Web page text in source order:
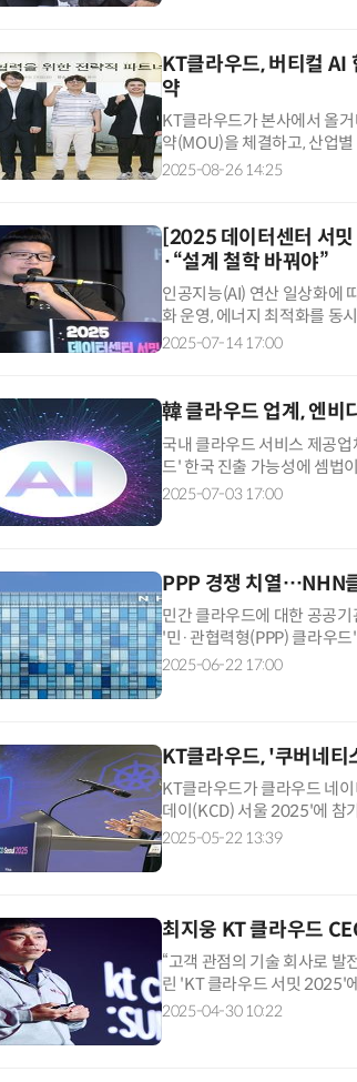
KT클라우드, 버티컬 AI
약
KT클라우드가 본사에서 올
약(MOU)을 체결하고, 산업
대한다. 참여 기업들은 △금
2025-08-26 14:25
[2025 데이터센터 서
·“설계 철학 바꿔야”
인공지능(AI) 연산 일상화에
화 운영, 에너지 최적화를 동
다. 14일 열린 '2025 데이터
2025-07-14 17:00
韓 클라우드 업계, 엔비
국내 클라우드 서비스 제공
드' 한국 진출 가능성에 셈법
보유한 엔비디아가 클라우드
2025-07-03 17:00
PPP 경쟁 치열…NHN
민간 클라우드에 대한 공공
'민·관협력형(PPP) 클라우
우드가 연이은 수주로 승기
2025-06-22 17:00
KT클라우드, '쿠버네
KT클라우드가 클라우드 네
데이(KCD) 서울 2025'에 참
키노트 연사로 나서 인공지능
2025-05-22 13:39
최지웅 KT 클라우드
“고객 관점의 기술 회사로 발
린 'KT 클라우드 서밋 2025'
드 사업 목표로 △클라우드 플
2025-04-30 10:22